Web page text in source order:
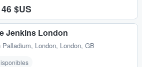
$US
Jenkins London
Palladium, London, London, GB